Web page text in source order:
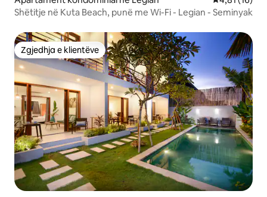
Shëtitje në Kuta Beach, punë me Wi-Fi - Legian - Seminyak
Zgjedhja e klientëve
Zgjedhja e klientëve